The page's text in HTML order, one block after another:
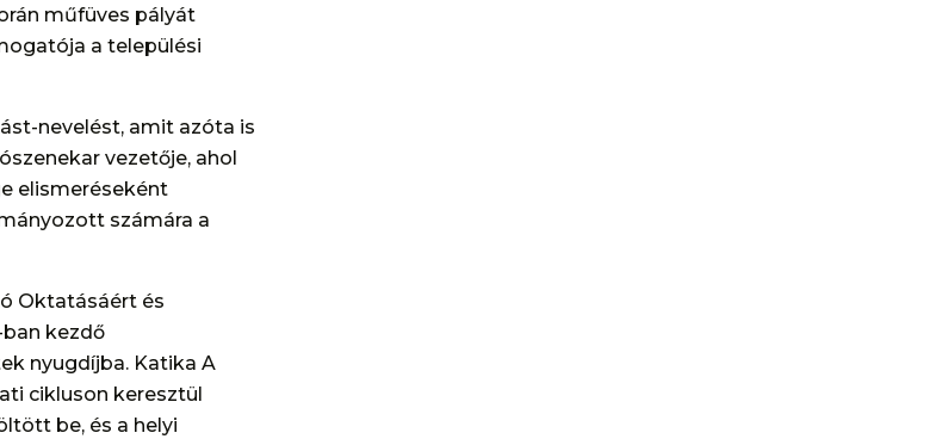
műfüves pályát
a települési
nevelést, amit azóta is
vezetője, ahol
elismeréseként
számára a
Oktatásáért és
kezdő
nyugdíjba. Katika A
cikluson keresztül
be, és a helyi